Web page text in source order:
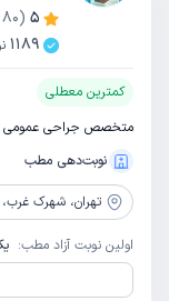
5
(
80
1189
کمترین معطلی
متخصص جراحی عمومی
نوبت‌دهی مطب
تهران، شهرک غرب، بلوار
اولین نوبت آزاد مطب: